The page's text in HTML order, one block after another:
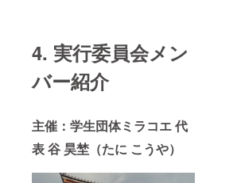
4. 実行委員会メン
バー紹介
主催：学生団体ミラコエ 代
表 谷 昊埜（たに こうや）